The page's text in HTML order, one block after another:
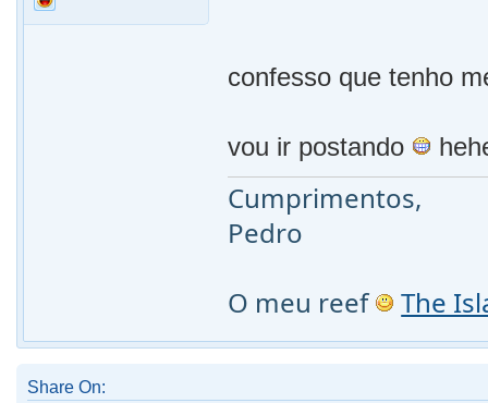
confesso que tenho
vou ir postando
Cumprimentos,
Pedro
O meu reef
The
Share On: